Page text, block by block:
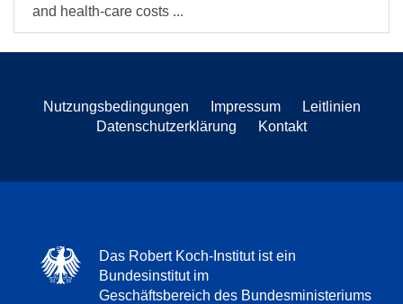
and health-care costs ...
Nutzungsbedingungen Impressum
Leitlinien
Datenschutzerklärung
Kontakt
Das Robert Koch-Institut ist ein
Bundesinstitut im
Geschäftsbereich des Bundesministeriums